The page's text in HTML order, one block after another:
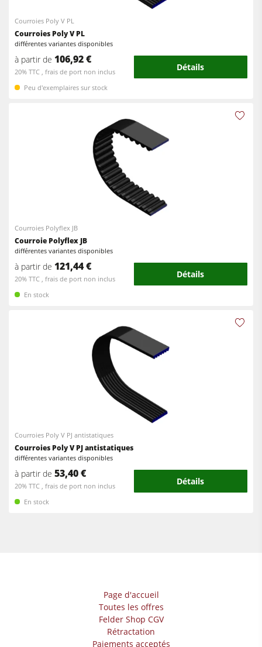
Courroies Poly V PL
Courroies Poly V PL
différentes variantes disponibles
à partir de 106,92 €
20% TTC , frais de port non inclus Détails
Peu d'exemplaires sur stock
Courroies Polyflex JB
Courroie Polyflex JB
différentes variantes disponibles
à partir de 121,44 €
20% TTC , frais de port non inclus Détails
En stock
Courroies Poly V PJ antistatiques
Courroies Poly V PJ antistatiques
différentes variantes disponibles
à partir de 53,40 €
20% TTC , frais de port non inclus Détails
En stock
Page d'accueil
Toutes les offres
Felder Shop CGV
Rétractation
Paiements acceptés